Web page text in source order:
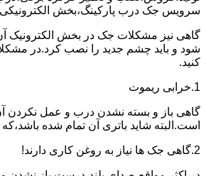
سرویس جک درب پارکینگ،بخش الکترونیکی
گاهی نیز مشکلات جک در بخش الکترونیک
شود و باید چشم جدید را نصب کرد.در
کنید.
1.خرابی ریموت
گاهی باز و بسته نشدن درب و عمل نکردن
است.البته شاید باتری آن تمام شده
2.گاهی جک ها نیاز به روغن کاری دارند!